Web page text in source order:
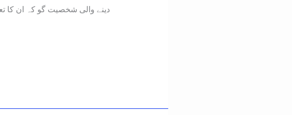
دینے والی شخصیت گو کہ ان